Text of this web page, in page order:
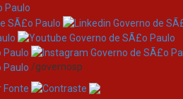
/governosp